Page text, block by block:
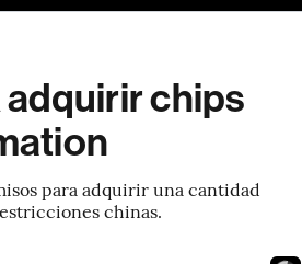
adquirir chips
para adquirir una cantidad
chinas.